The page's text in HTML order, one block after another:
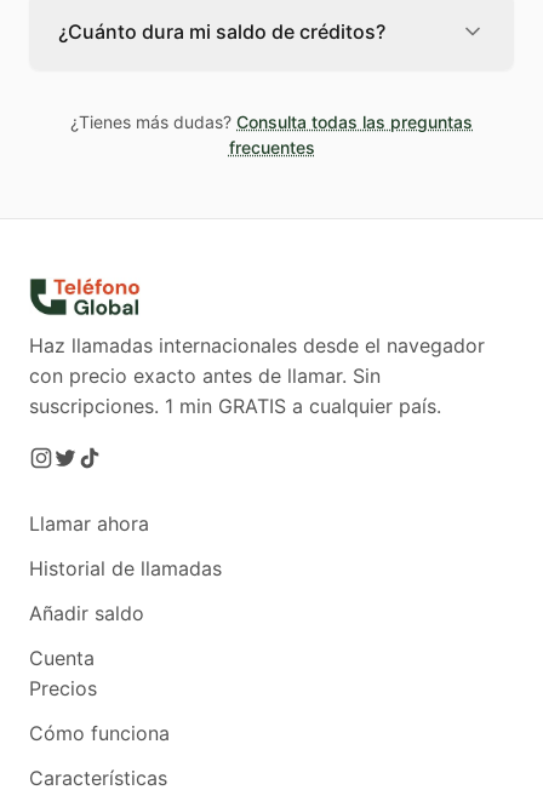
número de teléfono normal. Teléfono Global
usa un número identificador para que la
¿Cuánto dura mi saldo de créditos?
mientras tengas la cuenta activa. Puedes
usarlos cuando los necesites sin presión.
¿Tienes más dudas? Consulta todas las preguntas
frecuentes
Haz llamadas internacionales desde el navegador
con precio exacto antes de llamar. Sin
suscripciones. 1 min GRATIS a cualquier país.
Llamar ahora
Historial de llamadas
Añadir saldo
Cuenta
Precios
Cómo funciona
Características